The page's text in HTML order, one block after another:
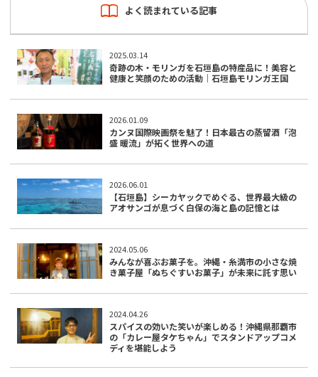
よく読まれている記事
2025.03.14
奇跡の木・モリンガを石垣島の特産品に！美容と
健康と笑顔のための活動｜石垣島モリンガ王国
2026.01.09
カンヌ国際映画祭を魅了！日本最古の蒸留酒「泡
盛 暖流」が拓く世界への道
2026.06.01
【石垣島】シーカヤックでめぐる、世界最大級の
アオサンゴが息づく白保の海と島の記憶とは
2024.05.06
みんなが喜ぶお菓子を。沖縄・糸満市の小さな焼
き菓子屋「ぬちぐすいお菓子」が未来に託す思い
2024.04.26
スパイスの効いた笑いが楽しめる！沖縄県那覇市
の「カレー屋タケちゃん」でスタンドアップコメ
ディを堪能しよう